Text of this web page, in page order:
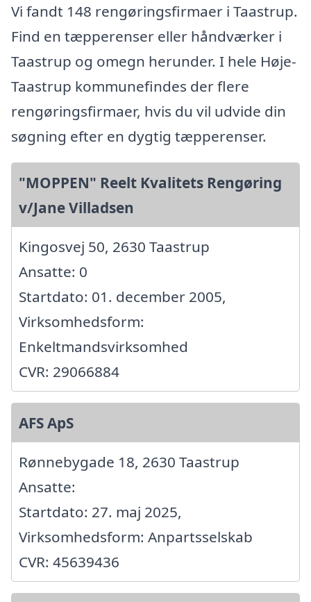
Vi fandt 148 rengøringsfirmaer i Taastrup.
Find en tæpperenser eller håndværker i
Taastrup og omegn herunder. I hele Høje-
Taastrup kommunefindes der flere
rengøringsfirmaer, hvis du vil udvide din
søgning efter en dygtig tæpperenser.
"MOPPEN" Reelt Kvalitets Rengøring
v/Jane Villadsen
Kingosvej 50, 2630 Taastrup
Ansatte: 0
Startdato: 01. december 2005,
Virksomhedsform:
Enkeltmandsvirksomhed
CVR: 29066884
AFS ApS
Rønnebygade 18, 2630 Taastrup
Ansatte:
Startdato: 27. maj 2025,
Virksomhedsform: Anpartsselskab
CVR: 45639436